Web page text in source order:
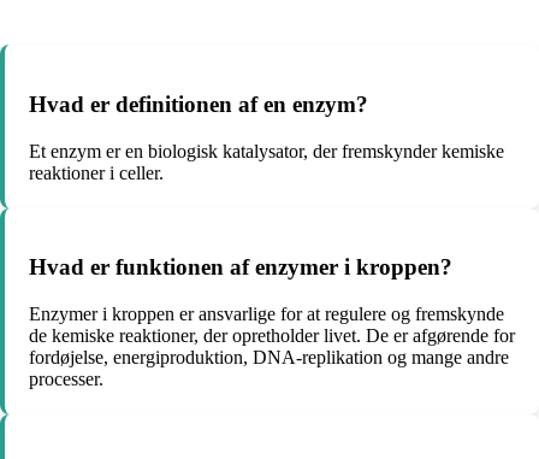
Hvad er definitionen af ​​en enzym?
Et enzym er en biologisk katalysator, der fremskynder kemiske
reaktioner i celler.
Hvad er funktionen af ​​enzymer i kroppen?
Enzymer i kroppen er ansvarlige for at regulere og fremskynde
de kemiske reaktioner, der opretholder livet. De er afgørende for
fordøjelse, energiproduktion, DNA-replikation og mange andre
processer.